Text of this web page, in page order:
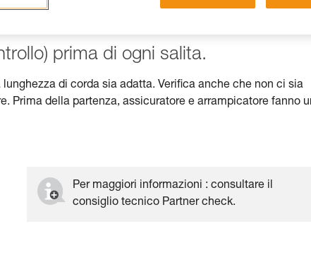
prima di ogni salita.
di corda sia adatta. Verifica anche che non ci sia
Prima della partenza, assicuratore e arrampicatore fanno
Per maggiori informazioni : consultare il
consiglio tecnico Partner check.